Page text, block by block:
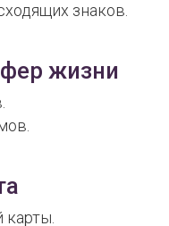
знаков.
жизни